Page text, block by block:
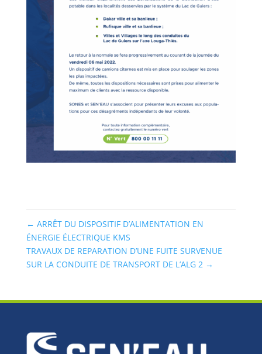
← ARRÊT DU DISPOSITIF D’ALIMENTATION EN
ÉNERGIE ÉLECTRIQUE KMS
TRAVAUX DE REPARATION D’UNE FUITE SURVENUE
SUR LA CONDUITE DE TRANSPORT DE L’ALG 2 →